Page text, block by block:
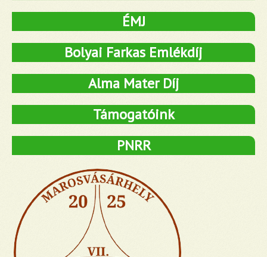
ÉMJ
Bolyai Farkas Emlékdíj
Alma Mater Díj
Támogatóink
PNRR